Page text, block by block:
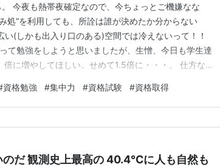
今夜も熱帯夜確定なので、今ちょっとご機嫌なな
処“を利用しても、所詮は誰が決めたか分からない
(しかも出入り口のある)空間では冷えないって！！
て勉強をしようと思いましたが、生憎、今日も学生達
に増やしてほしい。せめて1.5倍に・・・。 仕方ない
格があるかを調べてみました。 2028年版 資格取り
集部 …
資格勉強 #集中力 #資格試験 #資格取得
のだ 観測史上最高の 40.4℃に人も自然も